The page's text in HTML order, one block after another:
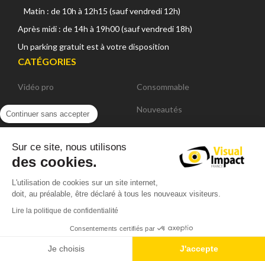
Matin : de 10h à 12h15 (sauf vendredi 12h)
Après midi : de 14h à 19h00 (sauf vendredi 18h)
Un parking gratuit est à votre disposition
CATÉGORIES
Vidéo pro
Photo
Régie, post-prod et diffusion
Eclairage
Consommable
Nouveautés
Promotions
Offres promotionnelles
LIENS UTILES
Continuer sans accepter
Sur ce site, nous utilisons
des cookies.
L'utilisation de cookies sur un site internet,
doit, au préalable, être déclaré à tous les nouveaux visiteurs.
Lire la politique de confidentialité
Consentements certifiés par
Je choisis J'accepte